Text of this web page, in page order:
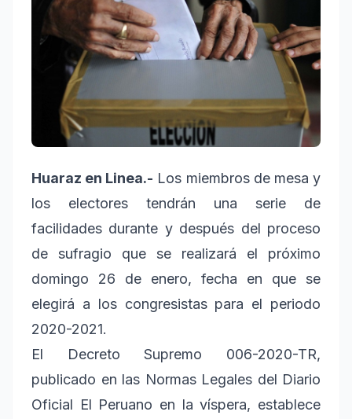
Huaraz en Linea.- Los miembros de mesa y
los electores tendrán una serie de
facilidades durante y después del proceso
de sufragio que se realizará el próximo
domingo 26 de enero, fecha en que se
elegirá a los congresistas para el periodo
2020-2021.
El Decreto Supremo 006-2020-TR,
publicado en las Normas Legales del Diario
Oficial El Peruano en la víspera, establece